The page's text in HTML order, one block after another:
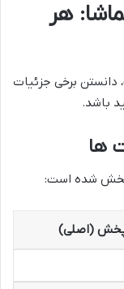
هر
به تماشای سریال «30 سکه»، دانستن برخی جزئیات
باشد.
ها
پخش (اصلی)